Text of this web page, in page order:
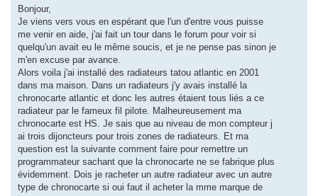
Bonjour,
Je viens vers vous en espérant que l'un d'entre vous puisse
me venir en aide, j'ai fait un tour dans le forum pour voir si
quelqu'un avait eu le même soucis, et je ne pense pas sinon je
m'en excuse par avance.
Alors voila j'ai installé des radiateurs tatou atlantic en 2001
dans ma maison. Dans un radiateurs j'y avais installé la
chronocarte atlantic et donc les autres étaient tous liés a ce
radiateur par le fameux fil pilote. Malheureusement ma
chronocarte est HS. Je sais que au niveau de mon compteur j
ai trois dijoncteurs pour trois zones de radiateurs. Et ma
question est la suivante comment faire pour remettre un
programmateur sachant que la chronocarte ne se fabrique plus
évidemment. Dois je racheter un autre radiateur avec un autre
type de chronocarte si oui faut il acheter la mme marque de